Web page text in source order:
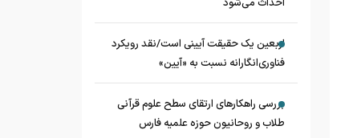
احداث می‌شود
اربعین یک حقیقت آیینی است/نقد رویکرد
فناوری‌انگارانه نسبت به «آیین»
بررسی راهکارهای ارتقای سطح علوم قرآنی
طلاب و روحانیون حوزه علمیه فارس